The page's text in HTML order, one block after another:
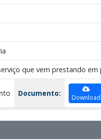
que vem prestando
Documento: Download